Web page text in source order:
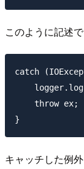
このように記述で
catch
    throw ex;
キャッチした例